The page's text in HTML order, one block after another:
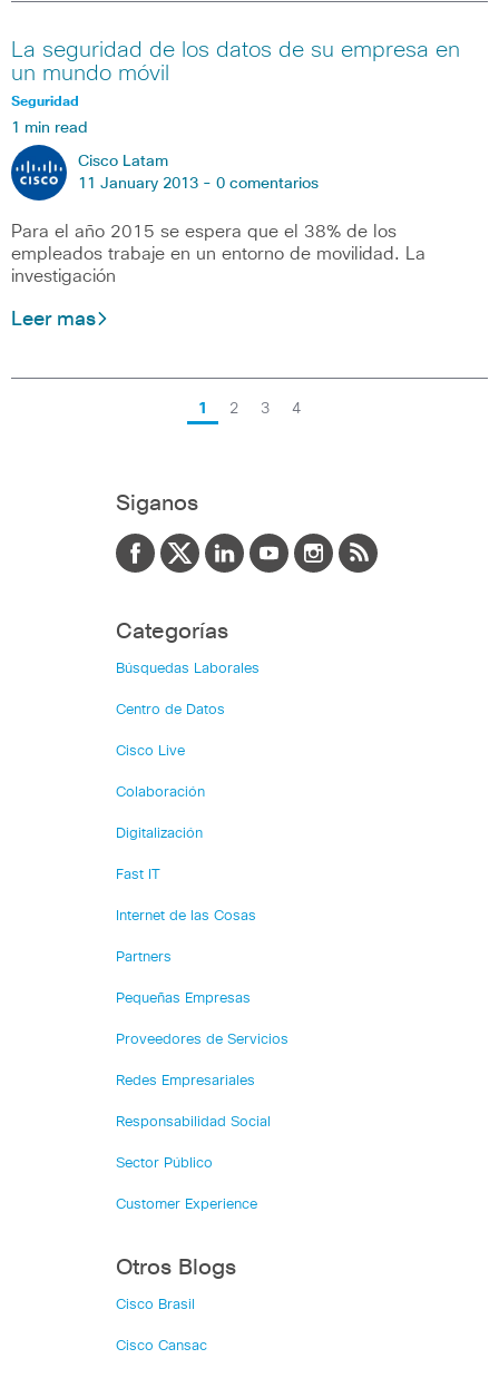
La seguridad de los datos de su empresa en
un mundo móvil
Seguridad
1 min read
Cisco Latam
11 January 2013 - 0 comentarios
Para el año 2015 se espera que el 38% de los
empleados trabaje en un entorno de movilidad. La
investigación
Leer mas
1 2 3 4
Siganos
Categorías
Búsquedas Laborales
Centro de Datos
Cisco Live
Colaboración
Digitalización
Fast IT
Internet de las Cosas
Partners
Pequeñas Empresas
Proveedores de Servicios
Redes Empresariales
Responsabilidad Social
Sector Público
Customer Experience
Otros Blogs
Cisco Brasil
Cisco Cansac